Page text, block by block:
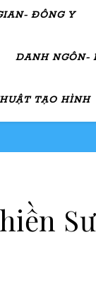
ĐÔNG Y
DANH NGÔN-
TẠO HÌNH